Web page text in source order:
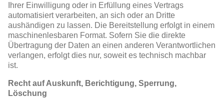
Ihrer Einwilligung oder in Erfüllung eines Vertrags
automatisiert verarbeiten, an sich oder an Dritte
aushändigen zu lassen. Die Bereitstellung erfolgt in einem
maschinenlesbaren Format. Sofern Sie die direkte
Übertragung der Daten an einen anderen Verantwortlichen
verlangen, erfolgt dies nur, soweit es technisch machbar
ist.
Recht auf Auskunft, Berichtigung, Sperrung,
Löschung